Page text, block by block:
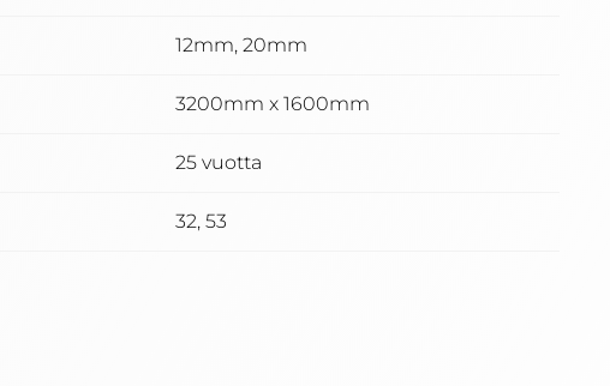
12mm, 20mm
3200mm x 1600mm
25 vuotta
32, 53